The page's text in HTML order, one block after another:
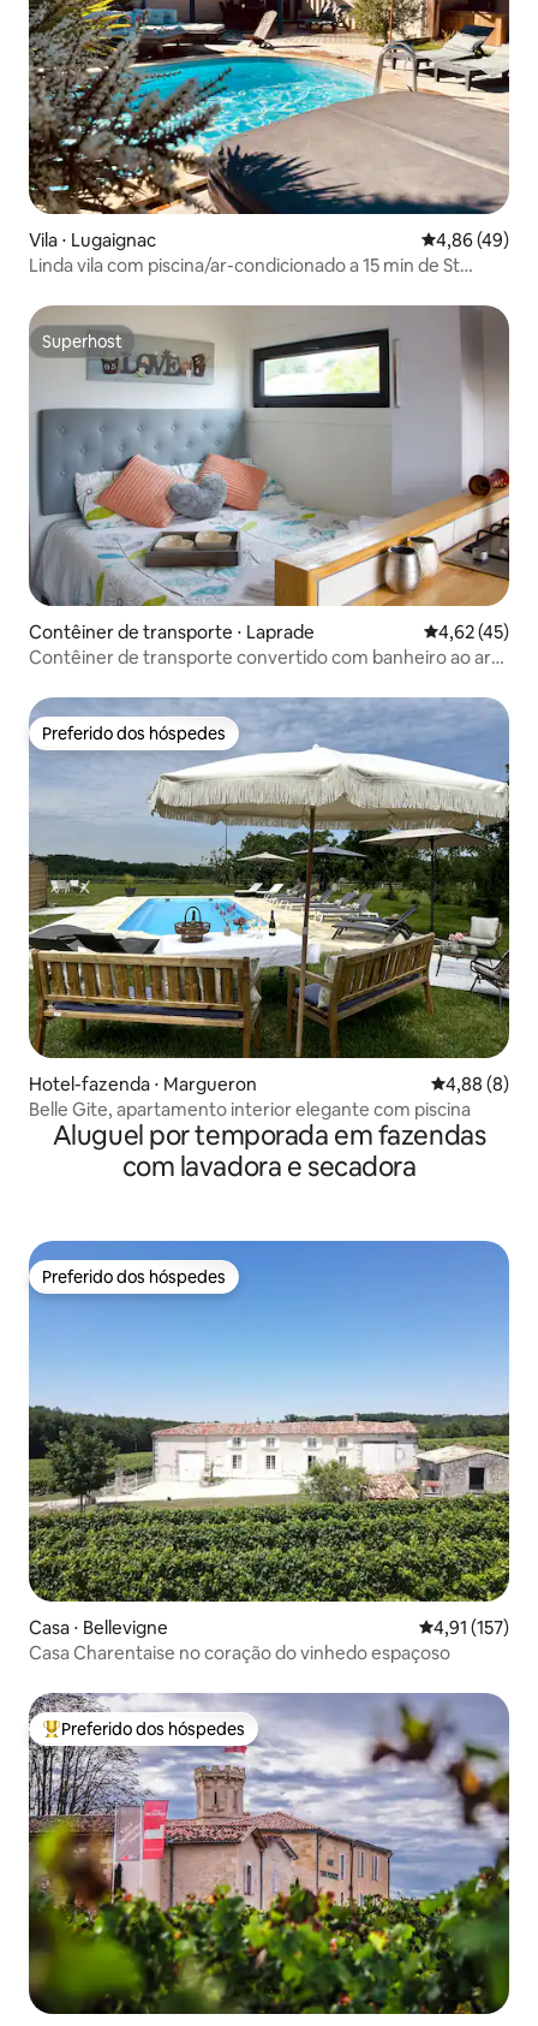
Vila ⋅ Lugaignac 4,86 de uma
4,86 (49)
Linda vila com piscina/ar-condicionado a 15 min de St
Superhost
Superhost
Contêiner de transporte ⋅ Laprade 4,62 de uma
4,62 (45)
Contêiner de transporte convertido com banheiro ao ar
Preferido dos hóspedes
Preferido dos hóspedes
Hotel-fazenda ⋅ Margueron 4,88 de uma
4,88 (8)
Belle Gite, apartamento interior elegante com piscina
Aluguel por temporada em fazendas
com lavadora e secadora
Preferido dos hóspedes
Preferido dos hóspedes
Casa ⋅ Bellevigne 4,91 de uma
4,91 (157)
Casa Charentaise no coração do vinhedo espaçoso
Entre os melhores preferidos dos hóspedes
Preferido dos hóspedes